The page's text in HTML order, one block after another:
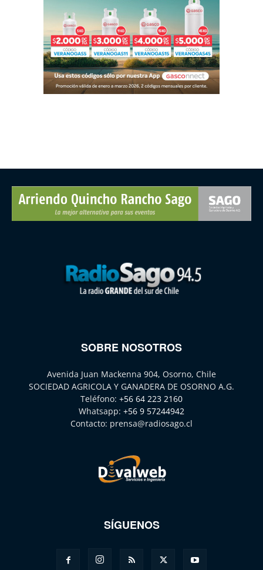
SOBRE NOSOTROS
Avenida Juan Mackenna 904, Osorno, Chile
SOCIEDAD AGRICOLA Y GANADERA DE OSORNO A.G.
Teléfono: +56 64 223 2160
Whatsapp: +56 9 57244942
Contacto: prensa@radiosago.cl
SÍGUENOS